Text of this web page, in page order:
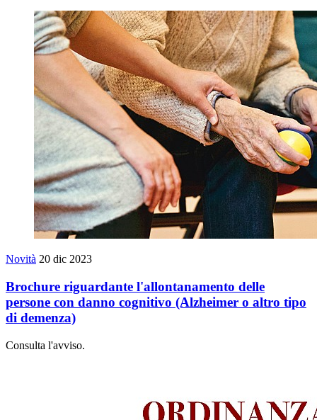
Novità 20 dic 2023
Brochure riguardante l'allontanamento delle
persone con danno cognitivo (Alzheimer o altro tipo
di demenza)
Consulta l'avviso.